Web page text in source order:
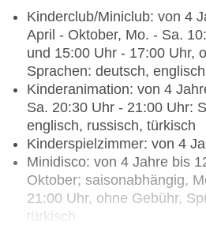
inklusive, April - September,
Uhr - 21:00 Uhr
Spezialitätenrestaurant
mediterran, Fisch/
Anfrage & Reservierung
pro Person ca. 15 EUR,
wöchentlich 19:00 Uhr -
Kleidung erwünscht
Bars & mehr: 6
Lobbybar „Lobby Bar-Int.
Dezember, täglich 24
All Inclusive inklusive
Kinderclub/Miniclub: von 4
April - Oktober, Mo. - Sa.
und 15:00 Uhr - 17:00 Uhr,
Sprachen: deutsch,
Kinderanimation: von 4
Sa. 20:30 Uhr - 21:00 Uhr:
englisch, russisch, türkisch
Kinderspielzimmer: von 4
Minidisco: von 4 Jahre bis
Oktober; saisonabhängig,
21:00 Uhr, ohne Gebühr,
türkisch